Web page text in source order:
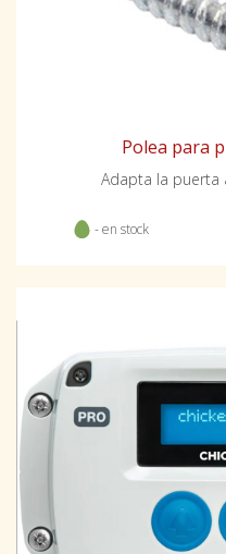
Polea para
Adapta la puerta
- en stock